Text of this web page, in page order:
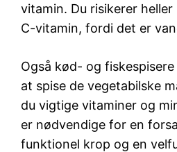
vitamin. Du risikerer
C-vitamin, fordi det er
Også kød- og
at spise de vegetabilske
du vigtige vitaminer og
er nødvendige for en
funktionel krop og en